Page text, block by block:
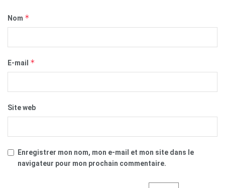
Nom *
E-mail *
Site web
Enregistrer mon nom, mon e-mail et mon site dans le
navigateur pour mon prochain commentaire.